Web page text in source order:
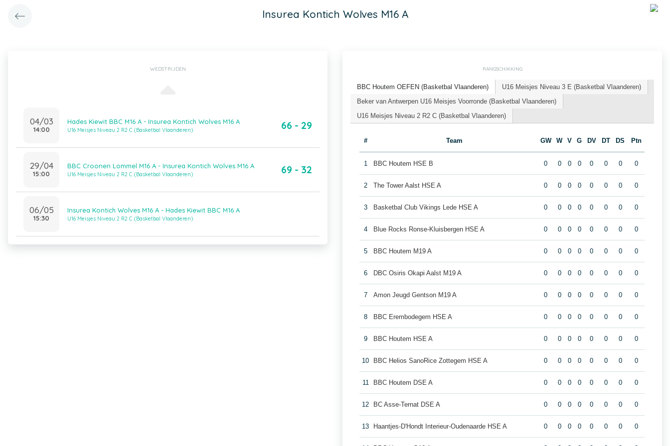
Insurea Kontich Wolves M16 A
WEDSTRIJDEN
04/03
14:00
Hades Kiewit BBC M16 A - Insurea Kontich Wolves M16 A
U16 Meisjes Niveau 2 R2 C (Basketbal Vlaanderen) 66 - 29
29/04
15:00
BBC Croonen Lommel M16 A - Insurea Kontich Wolves M16 A
U16 Meisjes Niveau 2 R2 C (Basketbal Vlaanderen) 69 - 32
06/05
15:30
Insurea Kontich Wolves M16 A - Hades Kiewit BBC M16 A
U16 Meisjes Niveau 2 R2 C (Basketbal Vlaanderen)
RANGSCHIKKING
BBC Houtem OEFEN (Basketbal Vlaanderen)
U16 Meisjes Niveau 3 E (Basketbal Vlaanderen)
Beker van Antwerpen U16 Meisjes Voorronde (Basketbal Vlaanderen)
U16 Meisjes Niveau 2 R2 C (Basketbal Vlaanderen)
# Team GW W V G DV DT DS Ptn
1 BBC Houtem HSE B 0 0 0 0 0 0 0 0
2 The Tower Aalst HSE A 0 0 0 0 0 0 0 0
3 Basketbal Club Vikings Lede HSE A 0 0 0 0 0 0 0 0
4 Blue Rocks Ronse-Kluisbergen HSE A 0 0 0 0 0 0 0 0
5 BBC Houtem M19 A 0 0 0 0 0 0 0 0
6 DBC Osiris Okapi Aalst M19 A 0 0 0 0 0 0 0 0
7 Amon Jeugd Gentson M19 A 0 0 0 0 0 0 0 0
8 BBC Erembodegem HSE A 0 0 0 0 0 0 0 0
9 BBC Houtem HSE A 0 0 0 0 0 0 0 0
10 BBC Helios SanoRice Zottegem HSE A 0 0 0 0 0 0 0 0
11 BBC Houtem DSE A 0 0 0 0 0 0 0 0
12 BC Asse-Ternat DSE A 0 0 0 0 0 0 0 0
13 Haantjes-D'Hondt Interieur-Oudenaarde HSE A 0 0 0 0 0 0 0 0